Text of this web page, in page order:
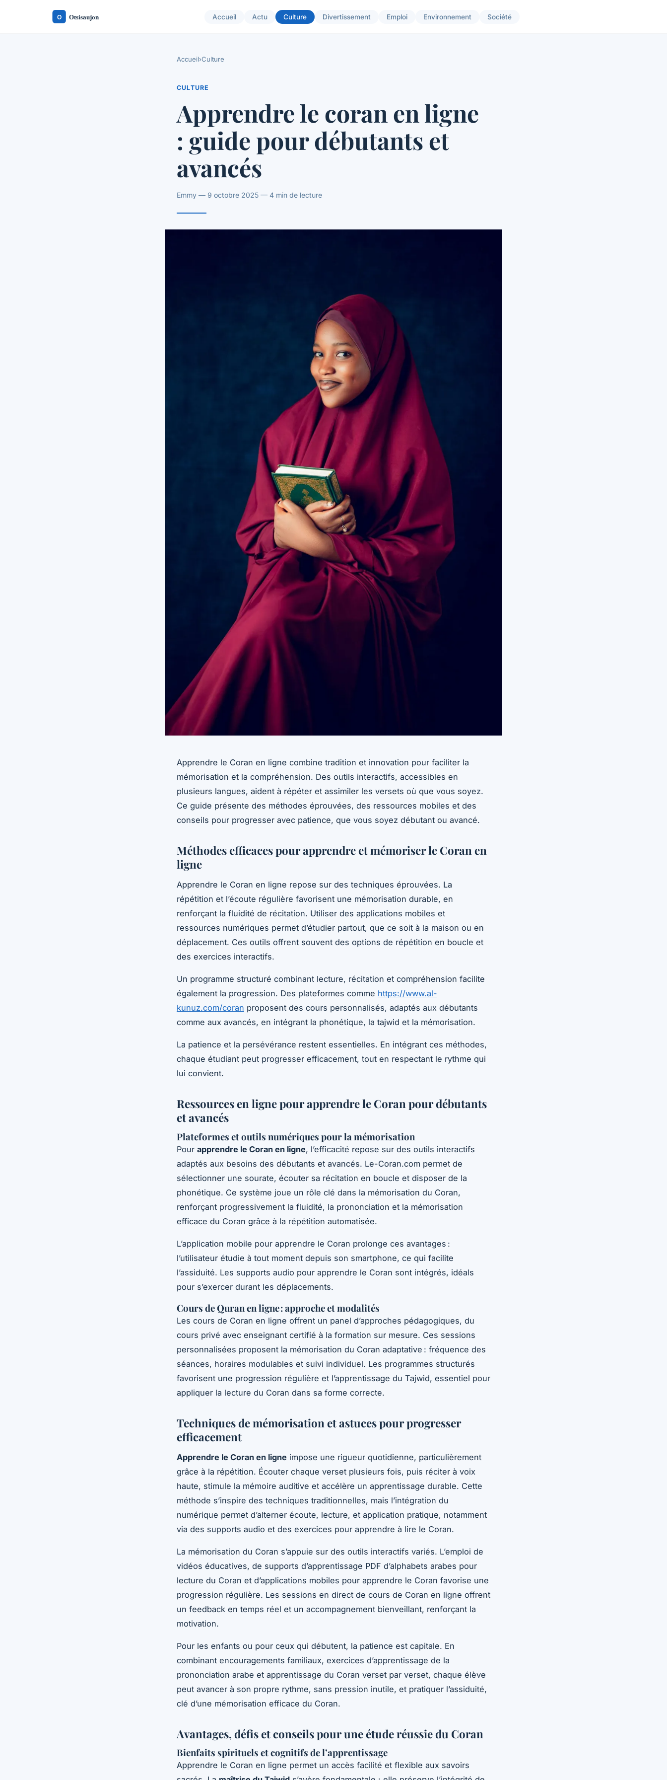
Accueil Actu Culture Divertissement Emploi Environnement Société
Accueil›Culture
CULTURE
Apprendre le coran en ligne
: guide pour débutants et
avancés
Emmy — 9 octobre 2025 — 4 min de lecture
Apprendre le Coran en ligne combine tradition et innovation pour faciliter la
mémorisation et la compréhension. Des outils interactifs, accessibles en
plusieurs langues, aident à répéter et assimiler les versets où que vous soyez.
Ce guide présente des méthodes éprouvées, des ressources mobiles et des
conseils pour progresser avec patience, que vous soyez débutant ou avancé.
Méthodes efficaces pour apprendre et mémoriser le Coran en
ligne
Apprendre le Coran en ligne repose sur des techniques éprouvées. La
répétition et l’écoute régulière favorisent une mémorisation durable, en
renforçant la fluidité de récitation. Utiliser des applications mobiles et
ressources numériques permet d’étudier partout, que ce soit à la maison ou en
déplacement. Ces outils offrent souvent des options de répétition en boucle et
des exercices interactifs.
Un programme structuré combinant lecture, récitation et compréhension facilite
également la progression. Des plateformes comme https://www.al-
kunuz.com/coran proposent des cours personnalisés, adaptés aux débutants
comme aux avancés, en intégrant la phonétique, la tajwid et la mémorisation.
La patience et la persévérance restent essentielles. En intégrant ces méthodes,
chaque étudiant peut progresser efficacement, tout en respectant le rythme qui
lui convient.
Ressources en ligne pour apprendre le Coran pour débutants
et avancés
Plateformes et outils numériques pour la mémorisation
Pour apprendre le Coran en ligne, l’efficacité repose sur des outils interactifs
adaptés aux besoins des débutants et avancés. Le-Coran.com permet de
sélectionner une sourate, écouter sa récitation en boucle et disposer de la
phonétique. Ce système joue un rôle clé dans la mémorisation du Coran,
renforçant progressivement la fluidité, la prononciation et la mémorisation
efficace du Coran grâce à la répétition automatisée.
L’application mobile pour apprendre le Coran prolonge ces avantages :
l’utilisateur étudie à tout moment depuis son smartphone, ce qui facilite
l’assiduité. Les supports audio pour apprendre le Coran sont intégrés, idéals
pour s’exercer durant les déplacements.
Cours de Quran en ligne : approche et modalités
Les cours de Coran en ligne offrent un panel d’approches pédagogiques, du
cours privé avec enseignant certifié à la formation sur mesure. Ces sessions
personnalisées proposent la mémorisation du Coran adaptative : fréquence des
séances, horaires modulables et suivi individuel. Les programmes structurés
favorisent une progression régulière et l’apprentissage du Tajwid, essentiel pour
appliquer la lecture du Coran dans sa forme correcte.
Techniques de mémorisation et astuces pour progresser
efficacement
Apprendre le Coran en ligne impose une rigueur quotidienne, particulièrement
grâce à la répétition. Écouter chaque verset plusieurs fois, puis réciter à voix
haute, stimule la mémoire auditive et accélère un apprentissage durable. Cette
méthode s’inspire des techniques traditionnelles, mais l’intégration du
numérique permet d’alterner écoute, lecture, et application pratique, notamment
via des supports audio et des exercices pour apprendre à lire le Coran.
La mémorisation du Coran s’appuie sur des outils interactifs variés. L’emploi de
vidéos éducatives, de supports d’apprentissage PDF d’alphabets arabes pour
lecture du Coran et d’applications mobiles pour apprendre le Coran favorise une
progression régulière. Les sessions en direct de cours de Coran en ligne offrent
un feedback en temps réel et un accompagnement bienveillant, renforçant la
motivation.
Pour les enfants ou pour ceux qui débutent, la patience est capitale. En
combinant encouragements familiaux, exercices d’apprentissage de la
prononciation arabe et apprentissage du Coran verset par verset, chaque élève
peut avancer à son propre rythme, sans pression inutile, et pratiquer l’assiduité,
clé d’une mémorisation efficace du Coran.
Avantages, défis et conseils pour une étude réussie du Coran
Bienfaits spirituels et cognitifs de l’apprentissage
Apprendre le Coran en ligne permet un accès facilité et flexible aux savoirs